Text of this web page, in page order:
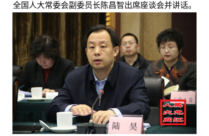
全国人大常委会副委员长陈昌智出席座谈会并讲话。